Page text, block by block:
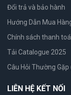
Đổi trả và bảo hành
Hướng Dẫn Mua
Chính sách thanh
Tải Catalogue 2025
Câu Hỏi Thường Gặp
LIÊN HỆ KẾT NỐI